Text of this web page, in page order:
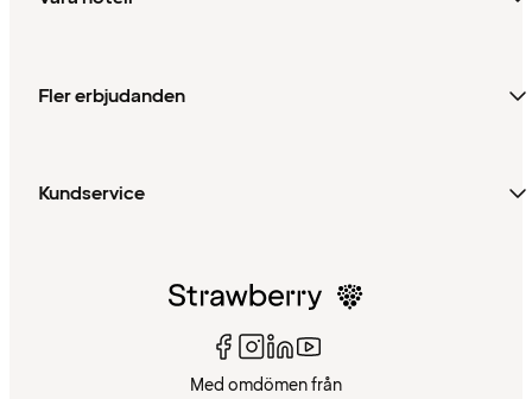
Fler erbjudanden
Kundservice
Med omdömen från